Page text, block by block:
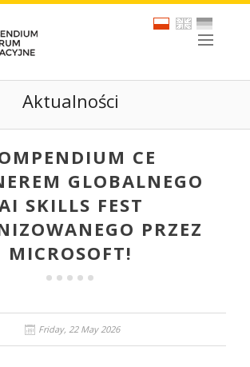
Aktualności
CE
GLOBALNEGO
SKILLS FEST
PRZEZ
MICROSOFT!
Friday, 22 May 2026